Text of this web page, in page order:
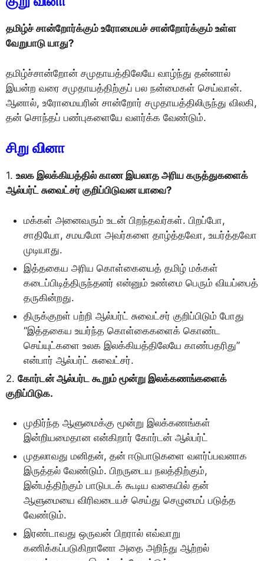
தமிழ்ச் சான்றோர்க்கும் உரோமையச் சான்றோர்க்கும் உள்ள
வேறுபாடு யாது?
தமிழ்ச்சான்றோன் சமுதாயத்திலேயே வாழ்ந்து தன்னால்
இயன்ற வரை சமுதாயத்திற்குப் பல நன்மைகள் செய்வான்.
ஆனால், உரோமையரின் சான்றோர் சமுதாயத்திலிருந்து விலகி,
தன் சொந்தப் பண்புகளையே வளர்க்க வேண்டும்.
சிறு வினா
1. உலக இலக்கியத்தில் காண இயலாத அரிய கருத்துகளைக்
ஆல்பர்ட் சுவைட்சர் குறிப்பிடுவன யாவை?
மக்கள் அனைவரும் உடன் பிறந்தவர்கள். பிறப்போ,
சாதியோ, சமயமோ அவர்களை தாழ்த்தவோ, உயர்த்தவோ
முடியாது.
இத்தகைய அரிய கொள்கையைத் தமிழ் மக்கள்
கடைப்பிடித்திருந்தனர் என்னும் உண்மை பெரும் வியப்பைத்
தருகின்றது.
திருக்குறள் பற்றி ஆல்பர்ட் சுவைட்சர் குறிப்பிடும் போது
“இத்தகைய உயர்ந்த கொள்கைகளைக் கொண்ட
செய்யுட்களை உலக இலக்கியத்திலேயே காண்பதரிது”
என்பார் ஆல்பர்ட் சுவைட்சர்.
2. கோர்டன் ஆல்பர்ட கூறும் மூன்று இலக்கணங்களைக்
குறிப்பிடுக.
முதிர்ந்த ஆளுமைக்கு மூன்று இலக்கணங்கள்
இன்றியமைதான என்கிறார் கோர்டன் ஆல்பர்ட்
முதலாவது மனிதன், தன் ஈடுபாடுகளை வளர்ப்பவனாக
இருத்தல் வேண்டும். பிறருடைய நலத்திற்கும்,
இன்பத்திற்கும் பாடுபடக் கூடிய வகையில் தன்
ஆளுமையை விரிவடையச் செய்து செழுமைப் படுத்த
வேண்டும்.
இரண்டாவது ஒருவன் பிறரால் எவ்வாறு
கணிக்கப்படுகிறானோ அதை அறிந்து ஆற்றல்